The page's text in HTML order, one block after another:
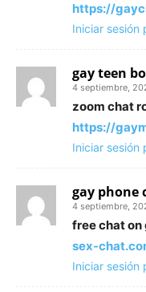
https://
Iniciar sesión
gay teen
4 septiembre,
zoom chat
https://
Iniciar sesión
gay phone
4 septiembre,
free chat on
sex-
Iniciar sesión